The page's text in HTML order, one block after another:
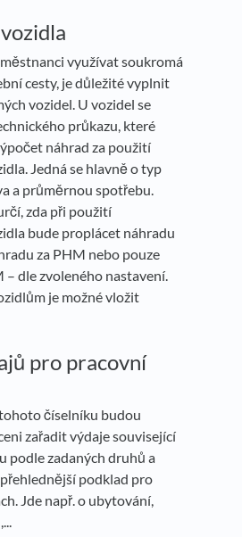
využívat soukromá
cesty, je důležité vyplnit
vozidel. U vozidel se
průkazu, které
náhrad za použití
Jedná se hlavně o typ
a průměrnou spotřebu.
zda při použití
bude proplácet náhradu
za PHM nebo pouze
– dle zvoleného nastavení.
je možné vložit
pro pracovní
číselníku budou
zařadit výdaje související
podle zadaných druhů a
podklad pro
Jde např. o ubytování,